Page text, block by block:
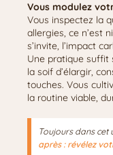
Vous modulez
Vous inspectez la
allergies, ce n’est
s’invite, l’impact
Une pratique suffit
la soif d’élargir,
touches. Vous
la routine viable,
Toujours dans cet
après : révélez